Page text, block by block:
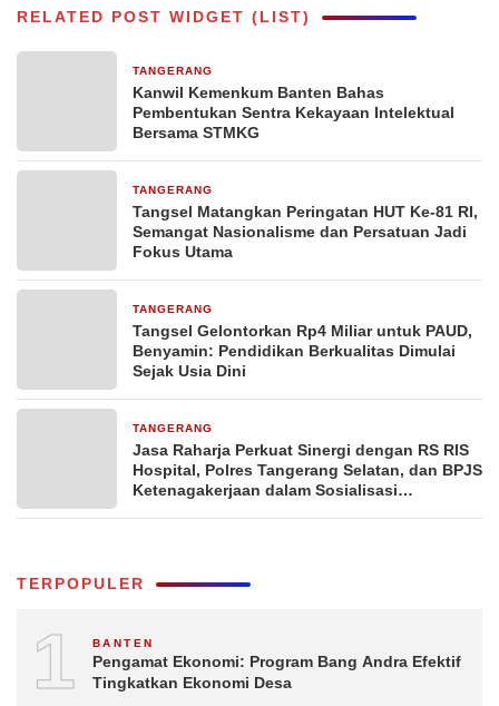
RELATED POST WIDGET (LIST)
TANGERANG
Kanwil Kemenkum Banten Bahas
Pembentukan Sentra Kekayaan Intelektual
Bersama STMKG
TANGERANG
Tangsel Matangkan Peringatan HUT Ke-81 RI,
Semangat Nasionalisme dan Persatuan Jadi
Fokus Utama
TANGERANG
Tangsel Gelontorkan Rp4 Miliar untuk PAUD,
Benyamin: Pendidikan Berkualitas Dimulai
Sejak Usia Dini
TANGERANG
Jasa Raharja Perkuat Sinergi dengan RS RIS
Hospital, Polres Tangerang Selatan, dan BPJS
Ketenagakerjaan dalam Sosialisasi
TERPOPULER
1 BANTEN
Pengamat Ekonomi: Program Bang Andra Efektif
Tingkatkan Ekonomi Desa